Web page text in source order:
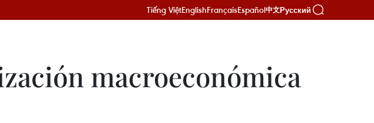
Tiếng ViệtEnglishFrançaisEspañol中文Русский
macroeconómica